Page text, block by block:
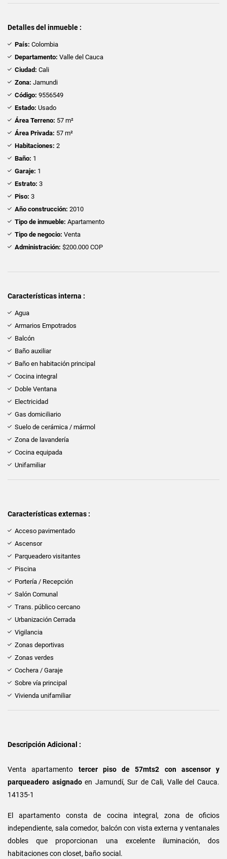
Detalles del inmueble :
País: Colombia
Departamento: Valle del Cauca
Ciudad: Cali
Zona: Jamundi
Código: 9556549
Estado: Usado
Área Terreno: 57 m²
Área Privada: 57 m²
Habitaciones: 2
Baño: 1
Garaje: 1
Estrato: 3
Piso: 3
Año construcción: 2010
Tipo de inmueble: Apartamento
Tipo de negocio: Venta
Administración: $200.000 COP
Características interna :
Agua
Armarios Empotrados
Balcón
Baño auxiliar
Baño en habitación principal
Cocina integral
Doble Ventana
Electricidad
Gas domiciliario
Suelo de cerámica / mármol
Zona de lavandería
Cocina equipada
Unifamiliar
Características externas :
Acceso pavimentado
Ascensor
Parqueadero visitantes
Piscina
Portería / Recepción
Salón Comunal
Trans. público cercano
Urbanización Cerrada
Vigilancia
Zonas deportivas
Zonas verdes
Cochera / Garaje
Sobre vía principal
Vivienda unifamiliar
Descripción Adicional :
Venta apartamento tercer piso de 57mts2 con ascensor y
parqueadero asignadoen Jamundí, Sur de Cali, Valle del Cauca.
14135-1
El apartamento consta de cocina integral, zona de oficios
independiente, sala comedor, balcón con vista externa y ventanales
dobles que proporcionan una excelente iluminación, dos
habitaciones con closet, baño social.